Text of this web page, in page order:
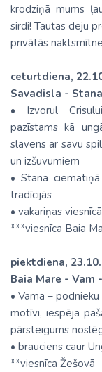
krodziņā mums
sirdi! Tautas deju
privātās
ceturtdiena,
Savadisla -
• Izvorul
pazīstams kā
slavens ar savu
un izšuvumiem
• Stana
tradīcijās
• vakariņas viesnīcā
***viesnīca Baia
piektdiena, 23.10.
Baia Mare - Vam
• Vama –
motīvi, iespēja
pārsteigums
• brauciens caur
**viesnīca Žešovā